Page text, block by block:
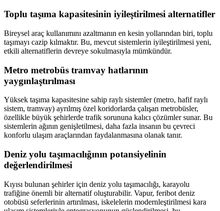
Toplu taşıma kapasitesinin iyileştirilmesi alternatifler
Bireysel araç kullanımını azaltmanın en kesin yollarından biri, toplu
taşımayı cazip kılmaktır. Bu, mevcut sistemlerin iyileştirilmesi yeni,
etkili alternatiflerin devreye sokulmasıyla mümkündür.
Metro metrobüs tramvay hatlarının
yaygınlaştırılması
Yüksek taşıma kapasitesine sahip raylı sistemler (metro, hafif raylı
sistem, tramvay) ayrılmış özel koridorlarda çalışan metrobüsler,
özellikle büyük şehirlerde trafik sorununa kalıcı çözümler sunar. Bu
sistemlerin ağının genişletilmesi, daha fazla insanın bu çevreci
konforlu ulaşım araçlarından faydalanmasına olanak tanır.
Deniz yolu taşımacılığının potansiyelinin
değerlendirilmesi
Kıyısı bulunan şehirler için deniz yolu taşımacılığı, karayolu
trafiğine önemli bir alternatif oluşturabilir. Vapur, feribot deniz
otobüsü seferlerinin artırılması, iskelelerin modernleştirilmesi kara